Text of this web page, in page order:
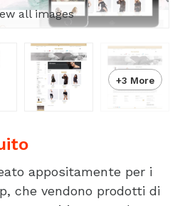
all images
+3 More
appositamente per i
che vendono prodotti di